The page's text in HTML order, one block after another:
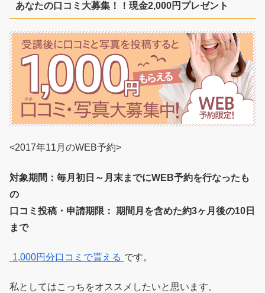
あなたの口コミ大募集！！現金2,000円プレゼント
<2017年11月のWEB予約>
対象期間：毎月初日～月末までにWEB予約を行なったも
の
口コミ投稿・申請期限： 期間月を含めた約3ヶ月後の10日
まで
1,000円分口コミで貰える です。
私としてはこっちをオススメしたいと思います。